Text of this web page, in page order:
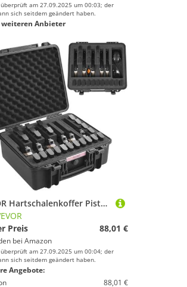
am 27.09.2025 um 00:03; der
sich seitdem geändert haben.
weiteren Anbieter
VEVOR Hartschalenkoffer Pistolen, Pistolenkoffer mit vorgeschnittenem Futter, staubdichter Hartschalenkoffer für 6 Pistolen, abschließbarer Pistolenkoffer, Waffenkoffer schwarz, 491 x 434 x 211 mm
Preis
88,01 €
bei Amazon
am 27.09.2025 um 00:04; der
sich seitdem geändert haben.
Angebote:
88,01 €